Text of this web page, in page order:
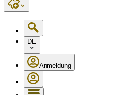
DE
Anmeldung